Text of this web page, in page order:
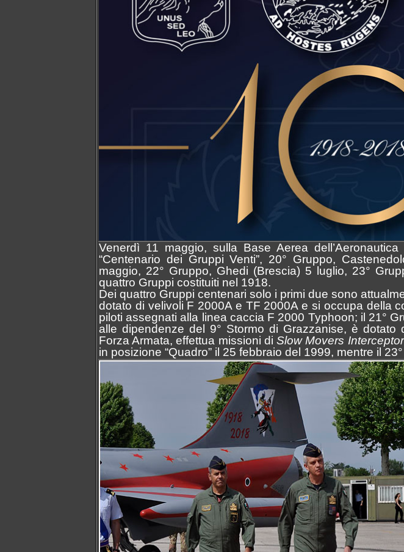
Venerdì 11 maggio, sulla Base Aerea
“Centenario dei Gruppi Venti”, 20° Gruppo,
maggio, 22° Gruppo, Ghedi (Brescia) 5 luglio, 23°
quattro Gruppi costituiti nel 1918.
Dei quattro Gruppi centenari solo i primi due sono
dotato di velivoli F 2000A e TF 2000A e si occupa della
piloti assegnati alla linea caccia F 2000 Typhoon; il 21°
alle dipendenze del 9° Stormo di Grazzanise, è
Forza Armata, effettua missioni diSlow Movers Interceptor
in posizione “Quadro” il 25 febbraio del 1999, mentre il